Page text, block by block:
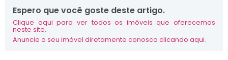
Espero que você goste deste artigo.
Clique aqui para ver todos os imóveis que oferecemos
neste site.
Anuncie o seu imóvel diretamente conosco clicando aqui.